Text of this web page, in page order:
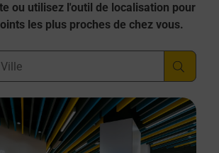
ou utilisez l'outil de localisation pour
les plus proches de chez vous.
Code Postal